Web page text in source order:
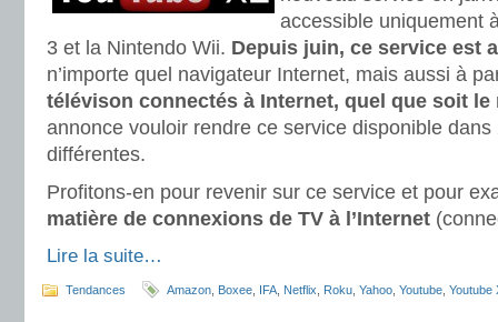
accessible uniquement
3 et la Nintendo Wii. Depuis juin, ce service est
n’importe quel navigateur Internet, mais aussi à
télévison connectés à Internet, quel que soit le
annonce vouloir rendre ce service disponible
différentes.
Profitons-en pour revenir sur ce service et pour
matière de connexions de TV à l’Internet
Lire la suite…
Tendances Amazon Boxee IFA Netflix Roku Yahoo Youtube Youtube